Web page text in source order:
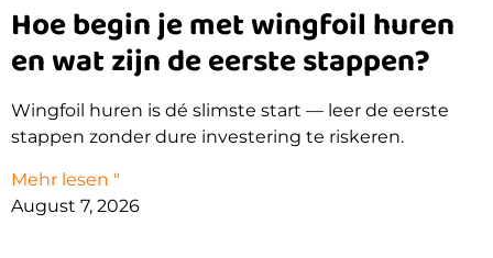
Hoe begin je met wingfoil huren
en wat zijn de eerste stappen?
Wingfoil huren is dé slimste start — leer de eerste
stappen zonder dure investering te riskeren.
Mehr lesen "
August 7, 2026